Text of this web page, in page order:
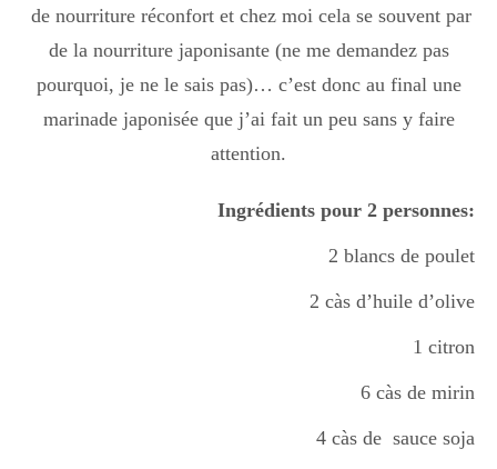
Dessert
Boisson chaudes
Les classiques
de nourriture réconfort et chez moi cela se souvent par
de la nourriture japonisante (ne me demandez pas
pourquoi, je ne le sais pas)… c’est donc au final une
marinade japonisée que j’ai fait un peu sans y faire
attention.
Ingrédients pour 2 personnes:
2 blancs de poulet
2 càs d’huile d’olive
1 citron
6 càs de mirin
4 càs de sauce soja